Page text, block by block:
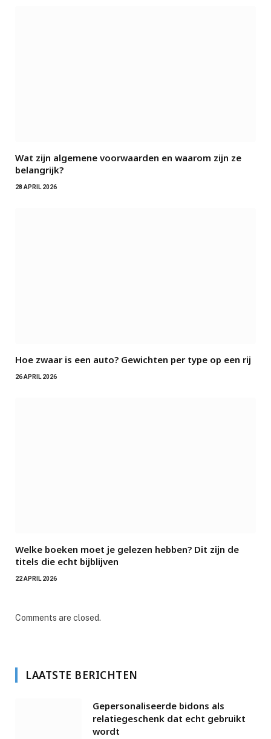
Wat zijn algemene voorwaarden en waarom zijn ze
belangrijk?
28 APRIL 2026
Hoe zwaar is een auto? Gewichten per type op een rij
26 APRIL 2026
Welke boeken moet je gelezen hebben? Dit zijn de
titels die echt bijblijven
22 APRIL 2026
Comments are closed.
LAATSTE BERICHTEN
Gepersonaliseerde bidons als
relatiegeschenk dat echt gebruikt
wordt